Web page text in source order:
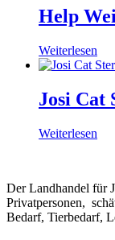
Help
Weiterlesen
Josi Cat
Weiterlesen
Der Landhandel für
Privatpersonen,
Bedarf, Tierbedarf,